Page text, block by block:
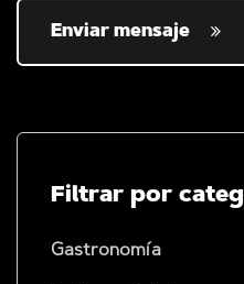
Enviar mensaje
Filtrar por
Gastronomía